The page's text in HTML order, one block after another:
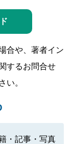
合や、著者イン
するお問合せ
い。
・記事・写真